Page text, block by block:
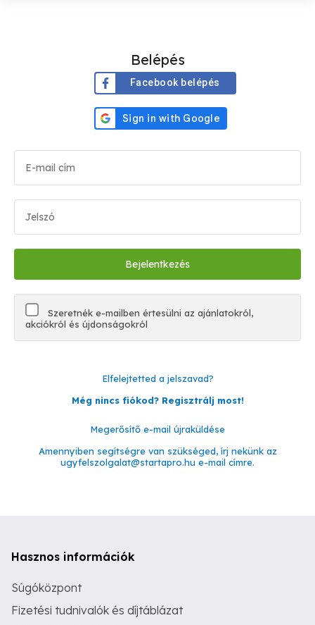
Belépés
Facebook belépés
Szeretnék e-mailben értesülni az ajánlatokról,
akciókról és újdonságokról
Elfelejtetted a jelszavad?
Még nincs fiókod? Regisztrálj most!
Megerősítő e-mail újraküldése
Amennyiben segítségre van szükséged, írj nekünk az
ugyfelszolgalat@startapro.hu e-mail címre.
Hasznos információk
Súgóközpont
Fizetési tudnivalók és díjtáblázat